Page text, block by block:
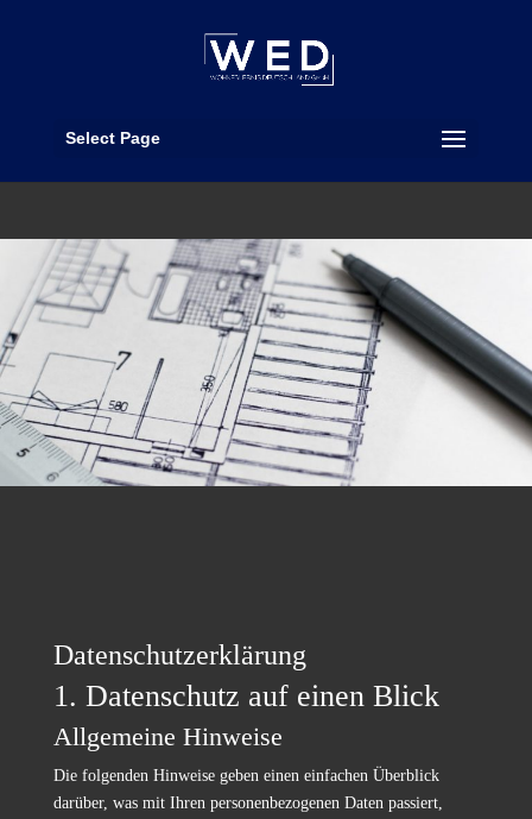
Select Page
Datenschutzerklärung
1. Datenschutz auf einen Blick
Allgemeine Hinweise
Die folgenden Hinweise geben einen einfachen Überblick
darüber, was mit Ihren personenbezogenen Daten passiert,